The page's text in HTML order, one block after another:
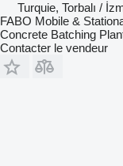
Turquie, Torbalı /
FABO Mobile &
Concrete Batching
Contacter le vendeur